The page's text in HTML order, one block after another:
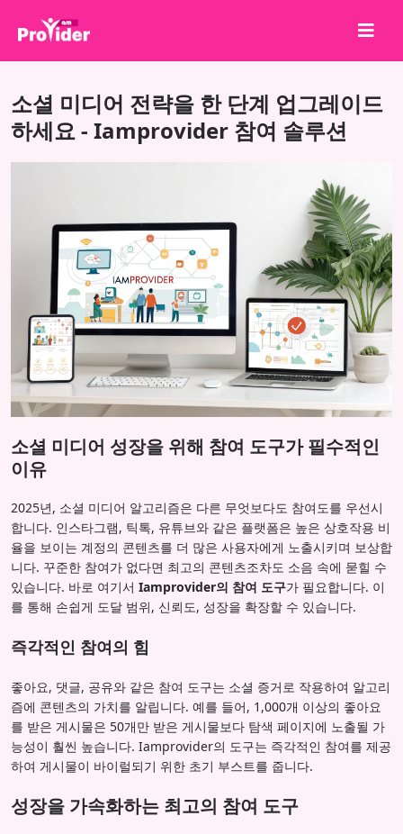
회사 소개
이용약관
블로그
소셜 미디어 전략을 한 단계 업그레이드
하세요 - Iamprovider 참여 솔루션
소셜 미디어 성장을 위해 참여 도구가 필수적인
이유
2025년, 소셜 미디어 알고리즘은 다른 무엇보다도 참여도를 우선시
합니다. 인스타그램, 틱톡, 유튜브와 같은 플랫폼은 높은 상호작용 비
율을 보이는 계정의 콘텐츠를 더 많은 사용자에게 노출시키며 보상합
니다. 꾸준한 참여가 없다면 최고의 콘텐츠조차도 소음 속에 묻힐 수
있습니다. 바로 여기서 Iamprovider의 참여 도구가 필요합니다. 이
를 통해 손쉽게 도달 범위, 신뢰도, 성장을 확장할 수 있습니다.
즉각적인 참여의 힘
좋아요, 댓글, 공유와 같은 참여 도구는 소셜 증거로 작용하여 알고리
즘에 콘텐츠의 가치를 알립니다. 예를 들어, 1,000개 이상의 좋아요
를 받은 게시물은 50개만 받은 게시물보다 탐색 페이지에 노출될 가
능성이 훨씬 높습니다. Iamprovider의 도구는 즉각적인 참여를 제공
하여 게시물이 바이럴되기 위한 초기 부스트를 줍니다.
성장을 가속화하는 최고의 참여 도구